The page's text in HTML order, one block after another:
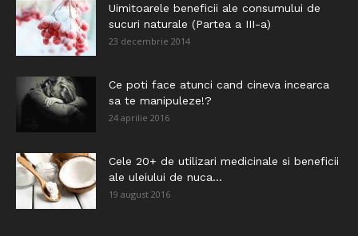
Uimitoarele beneficii ale consumului de
sucuri naturale (Partea a III-a)
23 decembrie 2014
Ce poti face atunci cand cineva incearca
sa te manipuleze!?
24 aprilie 2016
Cele 20+ de utilizari medicinale si beneficii
ale uleiului de nuca...
19 august 2016